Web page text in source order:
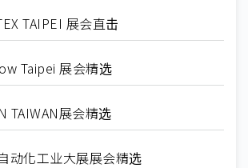
TAIPEI 展会直击
Taipei 展会精选
TAIWAN展会精选
动化工业大展展会精选